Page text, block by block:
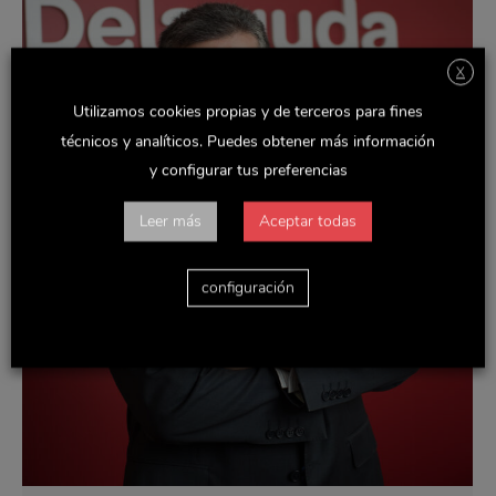
X
Utilizamos cookies propias y de terceros para fines
técnicos y analíticos. Puedes obtener más información
y configurar tus preferencias
Leer más Aceptar todas
configuración